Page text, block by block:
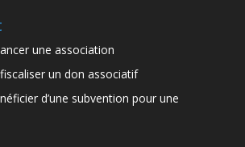
une association
un don associatif
d’une subvention pour une